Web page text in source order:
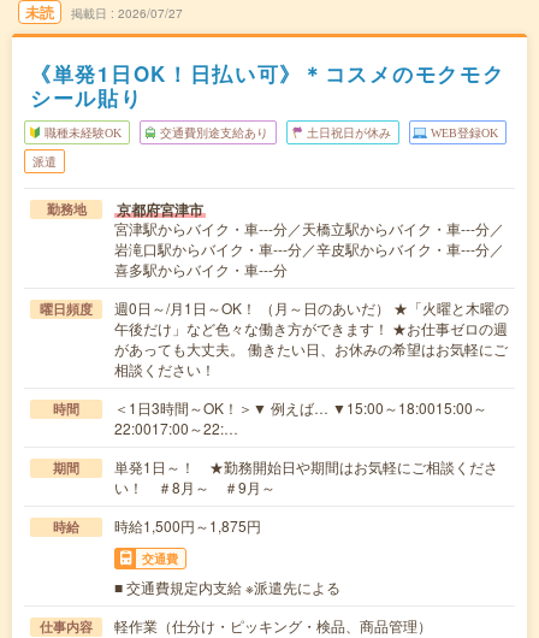
未読 掲載日 2026/07/27
《単発1日OK！日払い可》＊コスメのモクモク
シール貼り
職種未経験OK 交通費別途支給あり 土日祝日が休み WEB登録OK
派遣
勤務地 京都府宮津市
宮津駅からバイク・車---分／天橋立駅からバイク・車---分／
岩滝口駅からバイク・車---分／辛皮駅からバイク・車---分／
喜多駅からバイク・車---分
曜日頻度
週0日～/月1日～OK！ （月～日のあいだ） ★「火曜と木曜の
午後だけ」など色々な働き方ができます！ ★お仕事ゼロの週
があっても大丈夫。 働きたい日、お休みの希望はお気軽にご
相談ください！
時間
＜1日3時間～OK！＞▼ 例えば… ▼15:00～18:0015:00～
22:0017:00～22:…
期間
単発1日～！ ★勤務開始日や期間はお気軽にご相談くださ
い！ ＃8月～ ＃9月～
時給 時給1,500円～1,875円
交通費
■ 交通費規定内支給 ※派遣先による
仕事内容
軽作業（仕分け・ピッキング・検品、商品管理）